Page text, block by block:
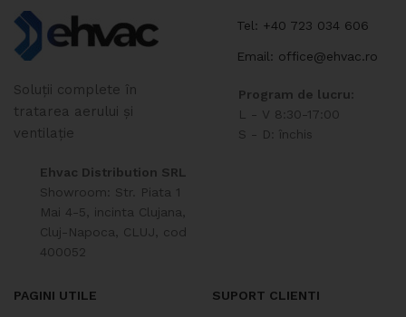
Soluții complete în
tratarea aerului și
ventilație
Ehvac Distribution SRL
Showroom: Str. Piata 1
Mai 4-5, incinta Clujana,
Cluj-Napoca, CLUJ, cod
400052
Tel: +40 723 034 606
Email: office@ehvac.ro
Program de lucru:
L - V 8:30-17:00
S - D: închis
PAGINI UTILE SUPORT CLIENTI